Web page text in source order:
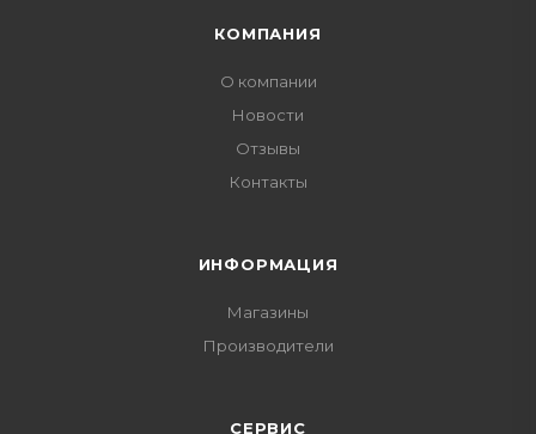
КОМПАНИЯ
О компании
Новости
Отзывы
Контакты
ИНФОРМАЦИЯ
Магазины
Производители
СЕРВИС